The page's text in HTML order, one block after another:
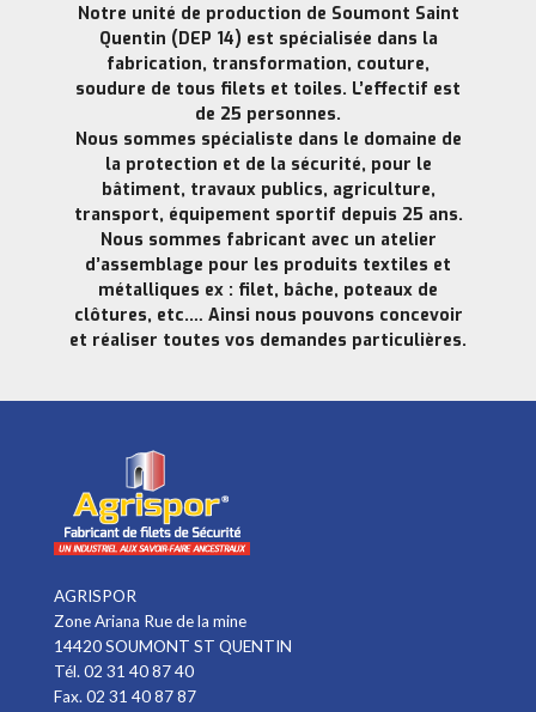
Notre unité de production de Soumont Saint
Quentin (DEP 14) est spécialisée dans la
fabrication, transformation, couture,
soudure de tous filets et toiles. L’effectif est
de 25 personnes.
Nous sommes spécialiste dans le domaine de
la protection et de la sécurité, pour le
bâtiment, travaux publics, agriculture,
transport, équipement sportif depuis 25 ans.
Nous sommes fabricant avec un atelier
d’assemblage pour les produits textiles et
métalliques ex : filet, bâche, poteaux de
clôtures, etc.… Ainsi nous pouvons concevoir
et réaliser toutes vos demandes particulières.
AGRISPOR
Zone Ariana Rue de la mine
14420 SOUMONT ST QUENTIN
Tél. 02 31 40 87 40
Fax. 02 31 40 87 87